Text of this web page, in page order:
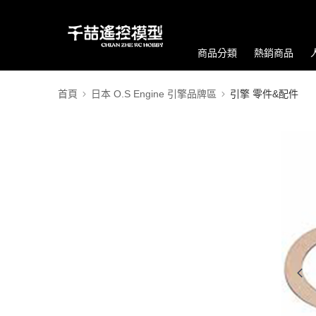
商品分類 熱銷商品
首頁 日本 O.S Engine 引擎品牌區 引擎 零件&配件